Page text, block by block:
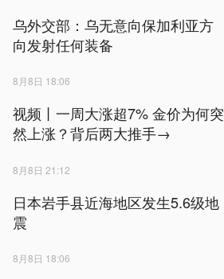
乌外交部：乌无意向保加利亚方
向发射任何装备
8月8日 18:06
视频丨一周大涨超7% 金价为何突
然上涨？背后两大推手→
8月8日 21:12
日本岩手县近海地区发生5.6级地
震
8月8日 18:06